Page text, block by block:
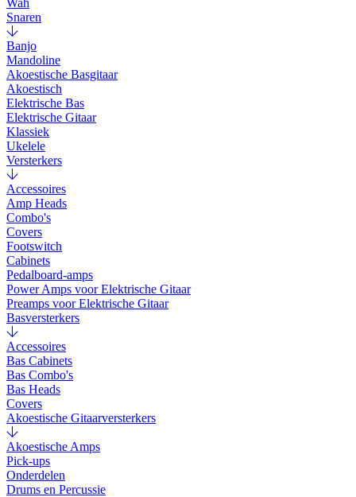
Wah
Snaren
Banjo
Mandoline
Akoestische Basgitaar
Akoestisch
Elektrische Bas
Elektrische Gitaar
Klassiek
Ukelele
Versterkers
Accessoires
Amp Heads
Combo's
Covers
Footswitch
Cabinets
Pedalboard-amps
Power Amps voor Elektrische Gitaar
Preamps voor Elektrische Gitaar
Basversterkers
Accessoires
Bas Cabinets
Bas Combo's
Bas Heads
Covers
Akoestische Gitaarversterkers
Akoestische Amps
Pick-ups
Onderdelen
Drums en Percussie